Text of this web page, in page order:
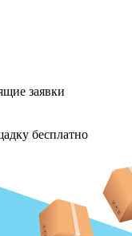
заявки
бесплатно